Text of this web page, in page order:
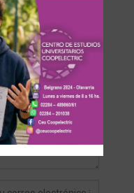
no será publicada.